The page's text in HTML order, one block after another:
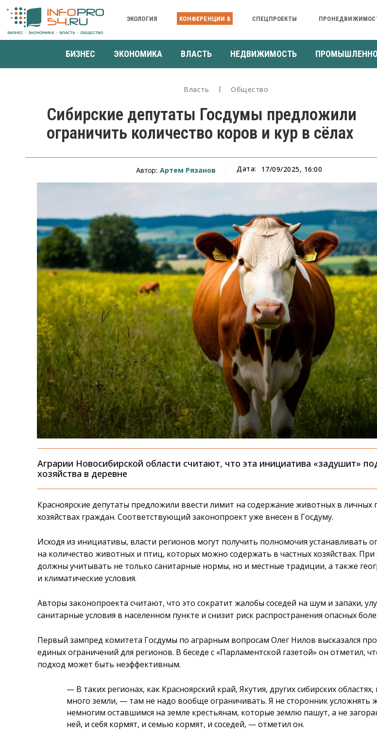
ЭКОЛОГИЯ КОНФЕРЕНЦИИ & СПЕЦПРОЕКТЫ
БИЗНЕС ЭКОНОМИКА ВЛАСТЬ НЕДВИЖИМОСТЬ
Власть Общество
Сибирские депутаты Госдумы предложили
ограничить количество коров и кур в сёлах
Автор:Артем Рязанов Дата: 17/09/2025, 16:00
Аграрии Новосибирской области считают, что эта инициатива «задушит»
хозяйства в деревне
Красноярские депутаты предложили ввести лимит на содержание животных в личных
хозяйствах граждан. Соответствующий законопроект уже внесен в Госдуму.
Исходя из инициативы, власти регионов могут получить полномочия устанавливать
на количество животных и птиц, которых можно содержать в частных хозяйствах.
должны учитывать не только санитарные нормы, но и местные традиции, а также
и климатические условия.
Авторы законопроекта считают, что это сократит жалобы соседей на шум и запахи,
санитарные условия в населенном пункте и снизит риск распространения опасных
Первый зампред комитета Госдумы по аграрным вопросам Олег Нилов высказался
единых ограничений для регионов. В беседе с «Парламентской газетой» он отметил,
подход может быть неэффективным.
— В таких регионах, как Красноярский край, Якутия, других сибирских областях,
много земли, — там не надо вообще ограничивать. Я не сторонник усложнять
немногим оставшимся на земле крестьянам, которые землю пашут, а не
ней, и себя кормят, и семью кормят, и соседей, — отметил он.